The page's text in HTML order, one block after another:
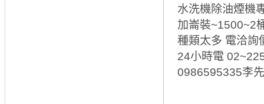
水洗機除油煙機
加崙裝~1500~2
種類太多 電洽詢
24小時電
0986595335李